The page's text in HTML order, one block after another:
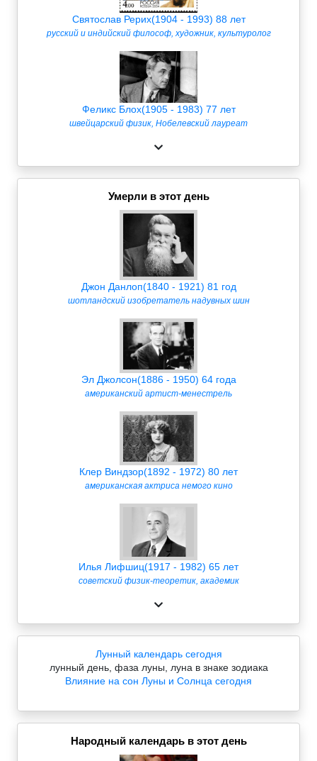
Святослав Рерих(1904 - 1993) 88 лет
русский и индийский философ, художник, культуролог
Феликс Блох(1905 - 1983) 77 лет
швейцарский физик, Нобелевский лауреат
Умерли в этот день
Джон Данлоп(1840 - 1921) 81 год
шотландский изобретатель надувных шин
Эл Джолсон(1886 - 1950) 64 года
американский артист-менестрель
Клер Виндзор(1892 - 1972) 80 лет
американская актриса немого кино
Илья Лифшиц(1917 - 1982) 65 лет
советский физик-теоретик, академик
Лунный календарь сегодня
лунный день, фаза луны, луна в знаке зодиака
Влияние на сон Луны и Солнца сегодня
Народный календарь в этот день